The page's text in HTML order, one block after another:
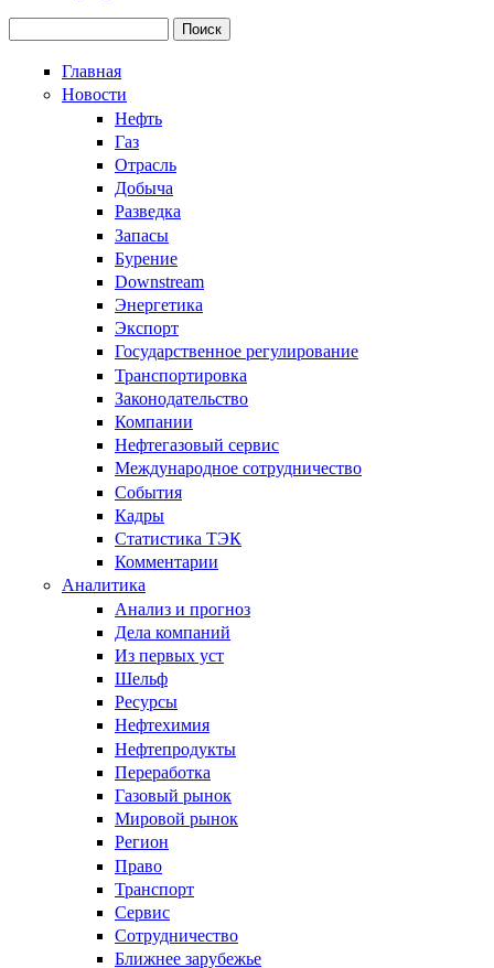
Главная
Новости
Нефть
Газ
Отрасль
Добыча
Разведка
Запасы
Бурение
Downstream
Энергетика
Экспорт
Государственное регулирование
Транспортировка
Законодательство
Компании
Нефтегазовый сервис
Международное сотрудничество
События
Кадры
Статистика ТЭК
Комментарии
Аналитика
Анализ и прогноз
Дела компаний
Из первых уст
Шельф
Ресурсы
Нефтехимия
Нефтепродукты
Переработка
Газовый рынок
Мировой рынок
Регион
Право
Транспорт
Сервис
Сотрудничество
Ближнее зарубежье